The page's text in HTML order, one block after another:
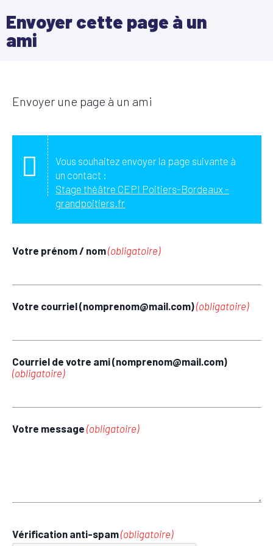
Envoyer cette page à un
ami
Envoyer une page à un ami
Vous souhaitez envoyer la page suivante à
un contact :
Stage théâtre CEPI Poitiers-Bordeaux -
grandpoitiers.fr
Votre prénom / nom(obligatoire)
Votre courriel (nomprenom@mail.com)(obligatoire)
Courriel de votre ami (nomprenom@mail.com)
(obligatoire)
Votre message (obligatoire)
Vérification anti-spam(obligatoire)